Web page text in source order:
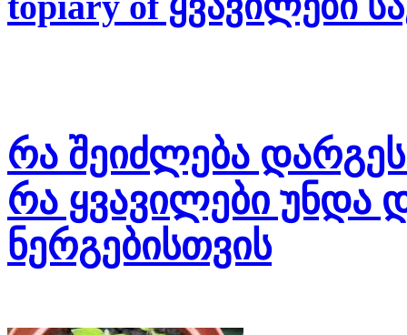
რა შეიძლება დარგეს
რა ყვავილები უნდა
ნერგებისთვის